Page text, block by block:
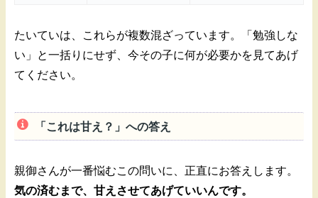
たいていは、これらが複数混ざっています。「勉強しな
い」と一括りにせず、今その子に何が必要かを見てあげ
てください。
「これは甘え？」への答え
親御さんが一番悩むこの問いに、正直にお答えします。
気の済むまで、甘えさせてあげていいんです。